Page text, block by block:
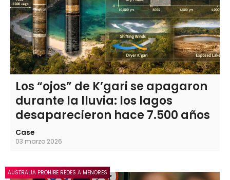
Los “ojos” de K’gari se apagaron
durante la lluvia: los lagos
desaparecieron hace 7.500 años
Case
03 marzo 2026
AUSTRALIA PROHIBE REDES A MENORES